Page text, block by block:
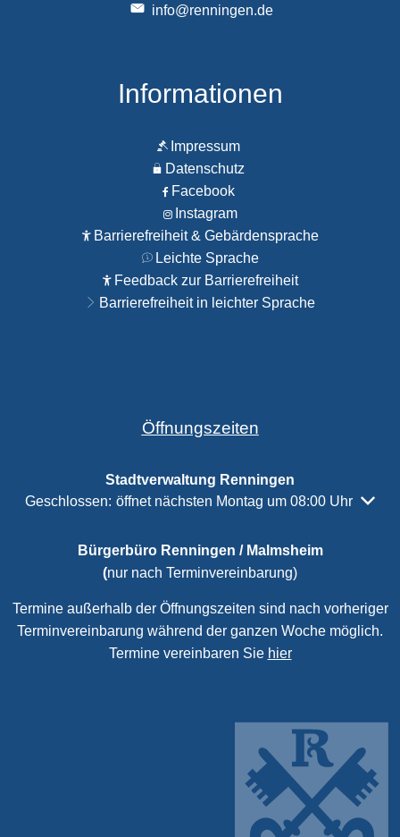
info@renningen.de
Informationen
Impressum
Datenschutz
Facebook
Instagram
Barrierefreiheit & Gebärdensprache
Leichte Sprache
Feedback zur Barrierefreiheit
Barrierefreiheit in leichter Sprache
Öffnungszeiten
Stadtverwaltung Renningen
Klicken, um weitere Öffnungs- oder Schließzeiten
Geschlossen: öffnet nächsten Montag um 08:00 Uhr
Bürgerbüro Renningen / Malmsheim
(nur nach Terminvereinbarung)
Termine außerhalb der Öffnungszeiten sind nach vorheriger
Terminvereinbarung während der ganzen Woche möglich.
Termine vereinbaren Sie hier